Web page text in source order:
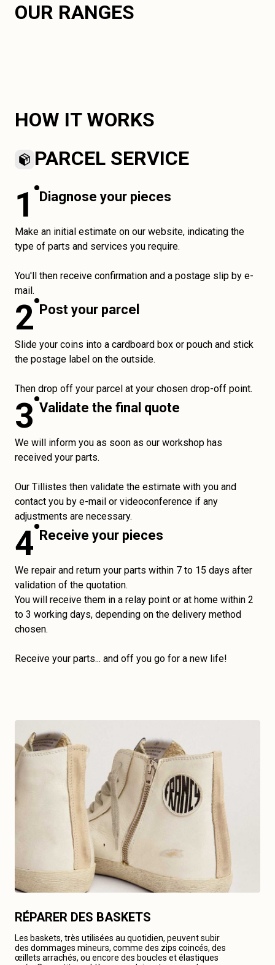
OUR RANGES
HOW IT WORKS
PARCEL SERVICE
1 Diagnose your pieces
Make an initial estimate on our website, indicating the
type of parts and services you require.
You'll then receive confirmation and a postage slip by e-
mail.
2 Post your parcel
Slide your coins into a cardboard box or pouch and stick
the postage label on the outside.
Then drop off your parcel at your chosen drop-off point.
3 Validate the final quote
We will inform you as soon as our workshop has
received your parts.
Our Tillistes then validate the estimate with you and
contact you by e-mail or videoconference if any
adjustments are necessary.
4 Receive your pieces
We repair and return your parts within 7 to 15 days after
validation of the quotation.
You will receive them in a relay point or at home within 2
to 3 working days, depending on the delivery method
chosen.
Receive your parts... and off you go for a new life!
RÉPARER DES BASKETS
Les baskets, très utilisées au quotidien, peuvent subir
des dommages mineurs, comme des zips coincés, des
œillets arrachés, ou encore des boucles et élastiques